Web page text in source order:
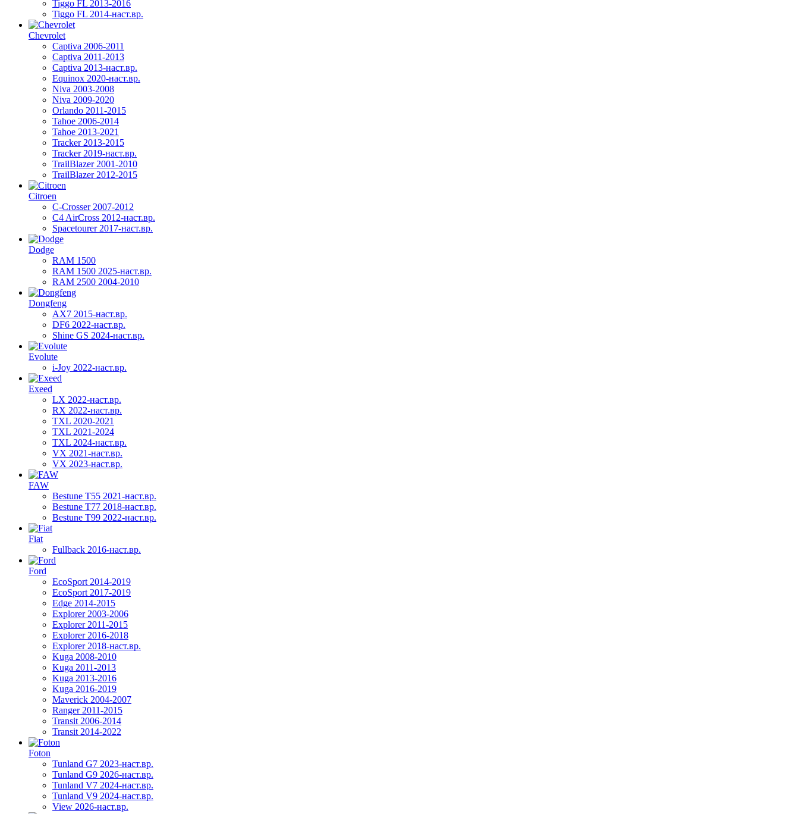
Tiggo FL 2013-2016
Tiggo FL 2014-наст.вр.
Chevrolet
Captiva 2006-2011
Captiva 2011-2013
Captiva 2013-наст.вр.
Equinox 2020-наст.вр.
Niva 2003-2008
Niva 2009-2020
Orlando 2011-2015
Tahoe 2006-2014
Tahoe 2013-2021
Tracker 2013-2015
Tracker 2019-наст.вр.
TrailBlazer 2001-2010
TrailBlazer 2012-2015
Citroen
C-Crosser 2007-2012
C4 AirCross 2012-наст.вр.
Spacetourer 2017-наст.вр.
Dodge
RAM 1500
RAM 1500 2025-наст.вр.
RAM 2500 2004-2010
Dongfeng
AX7 2015-наст.вр.
DF6 2022-наст.вр.
Shine GS 2024-наст.вр.
Evolute
i-Joy 2022-наст.вр.
Exeed
LX 2022-наст.вр.
RX 2022-наст.вр.
TXL 2020-2021
TXL 2021-2024
TXL 2024-наст.вр.
VX 2021-наст.вр.
VX 2023-наст.вр.
FAW
Bestune T55 2021-наст.вр.
Bestune T77 2018-наст.вр.
Bestune T99 2022-наст.вр.
Fiat
Fullback 2016-наст.вр.
Ford
EcoSport 2014-2019
EcoSport 2017-2019
Edge 2014-2015
Explorer 2003-2006
Explorer 2011-2015
Explorer 2016-2018
Explorer 2018-наст.вр.
Kuga 2008-2010
Kuga 2011-2013
Kuga 2013-2016
Kuga 2016-2019
Maverick 2004-2007
Ranger 2011-2015
Transit 2006-2014
Transit 2014-2022
Foton
Tunland G7 2023-наст.вр.
Tunland G9 2026-наст.вр.
Tunland V7 2024-наст.вр.
Tunland V9 2024-наст.вр.
View 2026-наст.вр.